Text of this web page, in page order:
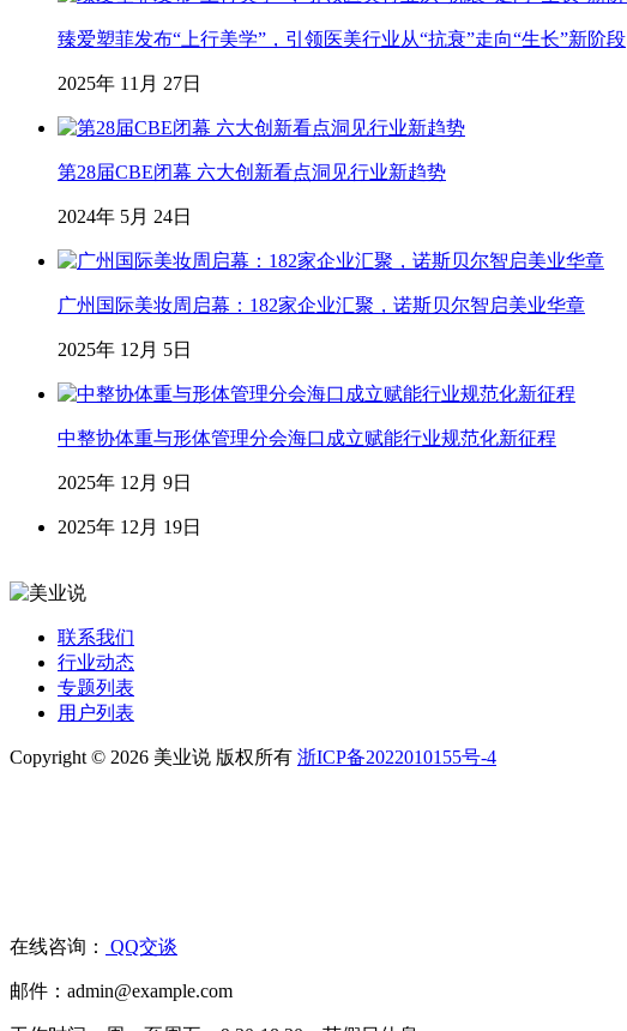
臻爱塑菲发布“上行美学”，引领医美行业从“抗衰”走向“生长”新阶段
2025年 11月 27日
第28届CBE闭幕 六大创新看点洞见行业新趋势
2024年 5月 24日
广州国际美妆周启幕：182家企业汇聚，诺斯贝尔智启美业华章
2025年 12月 5日
中整协体重与形体管理分会海口成立赋能行业规范化新征程
2025年 12月 9日
2025年 12月 19日
联系我们
行业动态
专题列表
用户列表
Copyright © 2026 美业说 版权所有 浙ICP备2022010155号-4
在线咨询： QQ交谈
邮件：admin@example.com